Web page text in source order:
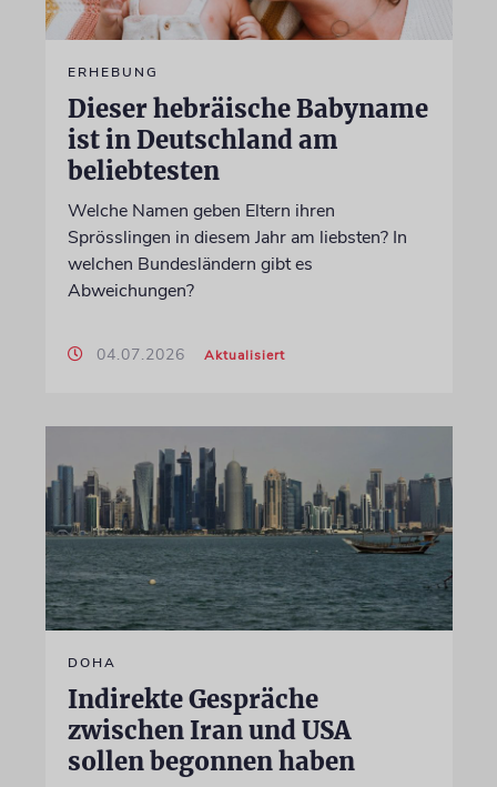
ERHEBUNG
Dieser hebräische Babyname
ist in Deutschland am
beliebtesten
Welche Namen geben Eltern ihren
Sprösslingen in diesem Jahr am liebsten? In
welchen Bundesländern gibt es
Abweichungen?
04.07.2026 Aktualisiert
DOHA
Indirekte Gespräche
zwischen Iran und USA
sollen begonnen haben